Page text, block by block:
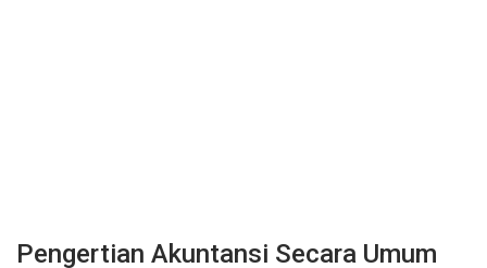
Pengertian Akuntansi Secara Umum